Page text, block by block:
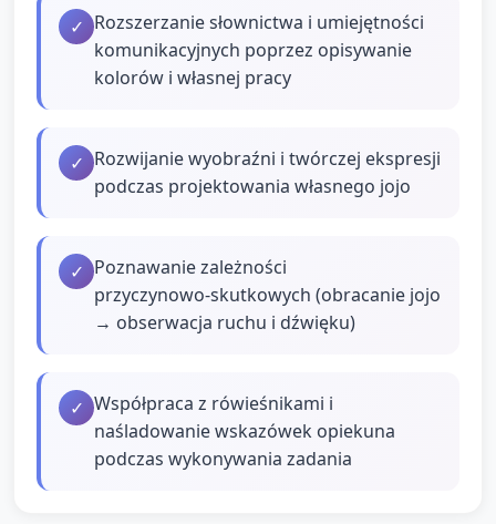
✓ Rozszerzanie słownictwa i umiejętności
komunikacyjnych poprzez opisywanie
kolorów i własnej pracy
✓ Rozwijanie wyobraźni i twórczej ekspresji
podczas projektowania własnego jojo
✓ Poznawanie zależności
przyczynowo‑skutkowych (obracanie jojo
→ obserwacja ruchu i dźwięku)
✓ Współpraca z rówieśnikami i
naśladowanie wskazówek opiekuna
podczas wykonywania zadania